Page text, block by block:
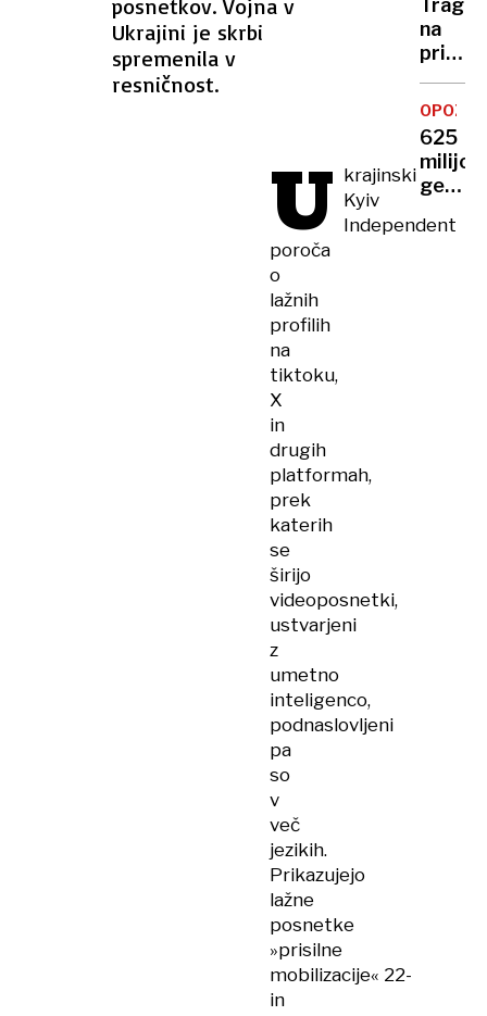
posnetkov. Vojna v
Ukrajini je skrbi
spremenila v
resničnost.
U krajinski
Kyiv
Independent
poroča
o
lažnih
profilih
na
tiktoku,
X
in
drugih
platformah,
prek
katerih
se
širijo
videoposnetki,
ustvarjeni
z
umetno
inteligenco,
podnaslovljeni
pa
so
v
več
jezikih.
Prikazujejo
lažne
posnetke
»prisilne
mobilizacije« 22-
in
srečo:
»Hvala,
ker
si
prišla.«
na
otoku:
terjalo
več
življenj
625
gesel